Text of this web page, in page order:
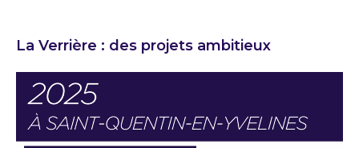
La Verrière : des projets ambitieux